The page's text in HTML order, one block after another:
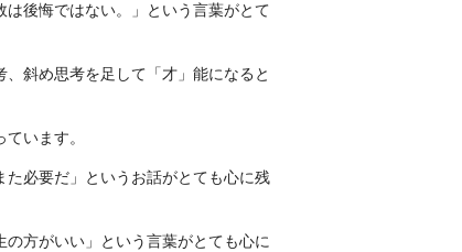
後悔ではない。」
という言葉がとて
、斜め思考を足して「才」能になる と
います。
必要だ」
というお話がとても心に残
方がいい」
という言葉がとても心に